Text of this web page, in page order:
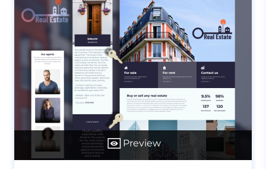
Preview